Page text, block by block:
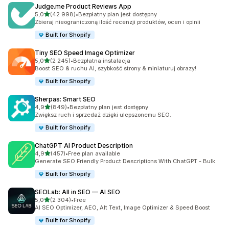
Judge.me Product Reviews App
5,0na 5 gwiazdek
(42 998)
Łączna liczba recenzji: 42998
•Bezpłatny plan jest dostępny
Zbieraj nieograniczoną ilość recenzji produktów, ocen i opinii
Built for Shopify
Tiny SEO Speed Image Optimizer
5,0na 5 gwiazdek
(2 245)
Łączna liczba recenzji: 2245
•Bezpłatna instalacja
Boost SEO & ruchu AI, szybkość strony & miniaturuj obrazy!
Built for Shopify
Sherpas: Smart SEO
4,9na 5 gwiazdek
(849)
Łączna liczba recenzji: 849
•Bezpłatny plan jest dostępny
Zwiększ ruch i sprzedaż dzięki ulepszonemu SEO.
Built for Shopify
ChatGPT AI Product Description
4,9na 5 gwiazdek
(457)
Łączna liczba recenzji: 457
•Free plan available
Generate SEO Friendly Product Descriptions With ChatGPT - Bulk
Built for Shopify
SEOLab: All in SEO — AI SEO
5,0na 5 gwiazdek
(2 304)
Łączna liczba recenzji: 2304
•Free
AI SEO Optimizer, AEO, Alt Text, Image Optimizer & Speed Boost
Built for Shopify